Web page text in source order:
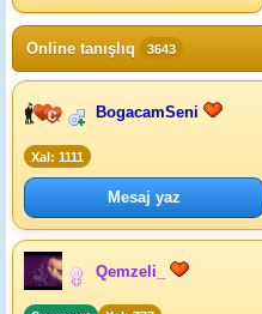
Online tanışlıq 3643
BogacamSeni
Xal: 1111
Mesaj yaz
Qemzeli_